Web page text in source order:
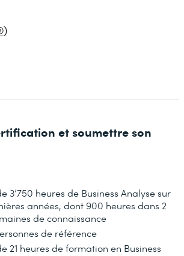
et soumettre son
3’750 heures de Business Analyse sur
années, dont 900 heures dans 2
de connaissance
de référence
21 heures de formation en Business